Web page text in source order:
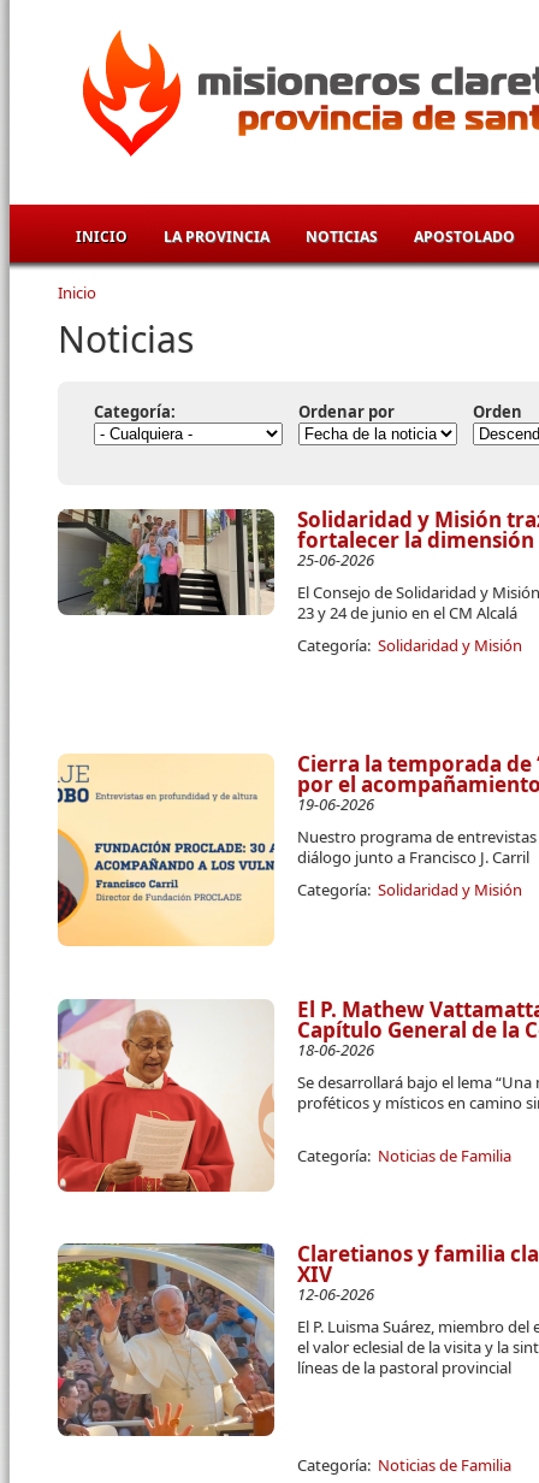
INICIO LA PROVINCIA NOTICIAS APOSTOLADO
Se encuentra usted aquí
Inicio
Noticias
Categoría: Ordenar por Orden
Solidaridad y Misión
fortalecer la
25-06-2026
El Consejo de Solidaridad y
23 y 24 de junio en el CM Alcalá
Categoría: Solidaridad y Misión
Cierra la temporada de
por el
19-06-2026
Nuestro programa de
diálogo junto a Francisco J. Carril
Categoría: Solidaridad y Misión
El P. Mathew
Capítulo General de la
18-06-2026
Se desarrollará bajo el lema
proféticos y místicos en camino
Categoría: Noticias de Familia
Claretianos y familia
XIV
12-06-2026
El P. Luisma Suárez, miembro
el valor eclesial de la visita y la
líneas de la pastoral provincial
Categoría: Noticias de Familia